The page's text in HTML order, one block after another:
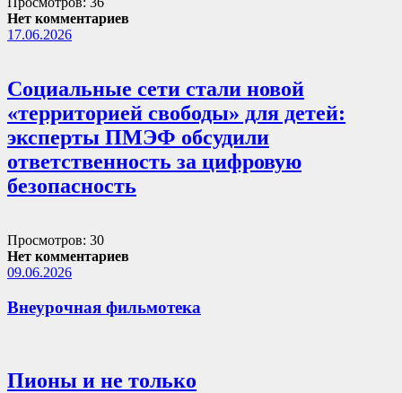
Нет комментариев
17.06.2026
Социальные сети стали новой
«территорией свободы» для детей:
эксперты ПМЭФ обсудили
ответственность за цифровую
безопасность
Просмотров: 30
Нет комментариев
09.06.2026
Внеурочная фильмотека
Пионы и не только